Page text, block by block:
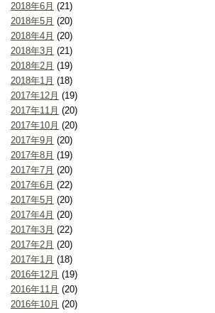
2018年6月 (21)
2018年5月 (20)
2018年4月 (20)
2018年3月 (21)
2018年2月 (19)
2018年1月 (18)
2017年12月 (19)
2017年11月 (20)
2017年10月 (20)
2017年9月 (20)
2017年8月 (19)
2017年7月 (20)
2017年6月 (22)
2017年5月 (20)
2017年4月 (20)
2017年3月 (22)
2017年2月 (20)
2017年1月 (18)
2016年12月 (19)
2016年11月 (20)
2016年10月 (20)